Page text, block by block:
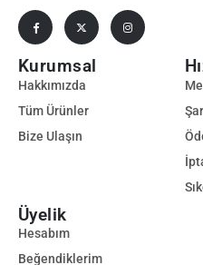
Kurumsal
Hakkımızda
Tüm Ürünler
Bize Ulaşın
Üyelik
Hesabım
Beğendiklerim